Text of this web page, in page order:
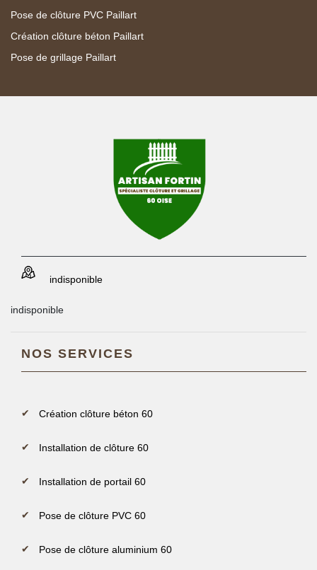
Pose de clôture PVC Paillart
Création clôture béton Paillart
Pose de grillage Paillart
indisponible
indisponible
NOS SERVICES
Création clôture béton 60
Installation de clôture 60
Installation de portail 60
Pose de clôture PVC 60
Pose de clôture aluminium 60